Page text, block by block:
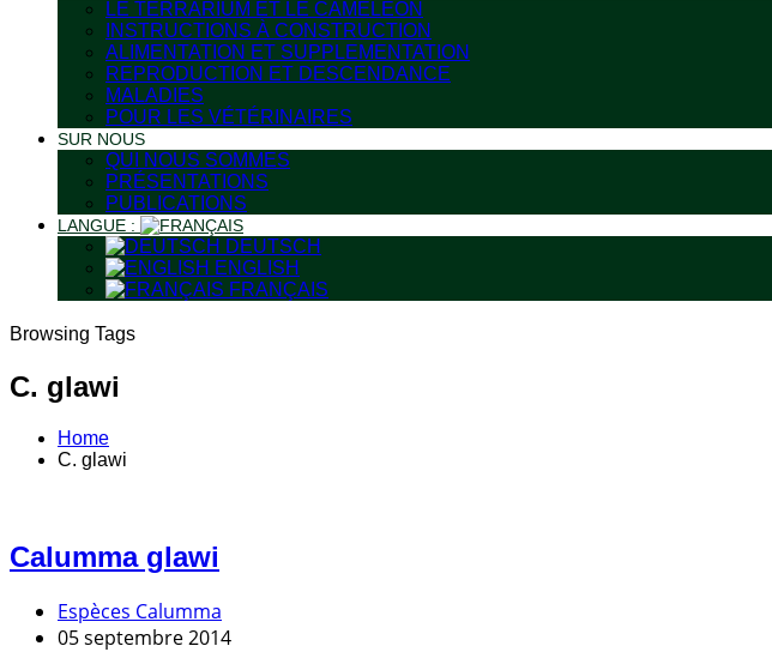
LE TERRARIUM ET LE CAMÉLÉON
INSTRUCTIONS À CONSTRUCTION
ALIMENTATION ET SUPPLEMENTATION
REPRODUCTION ET DESCENDANCE
MALADIES
POUR LES VÉTÉRINAIRES
SUR NOUS
QUI NOUS SOMMES
PRÉSENTATIONS
PUBLICATIONS
LANGUE :
DEUTSCH
ENGLISH
FRANÇAIS
Browsing Tags
C. glawi
Home
C. glawi
Calumma glawi
Espèces Calumma
05 septembre 2014